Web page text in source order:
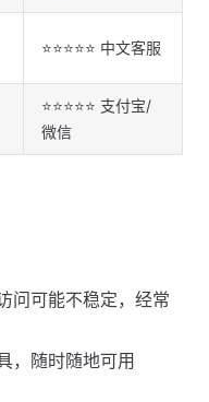
⭐⭐⭐⭐⭐ 中文客服
⭐⭐⭐⭐⭐ 支付宝/
微信
问可能不稳定，经常
，随时随地可用